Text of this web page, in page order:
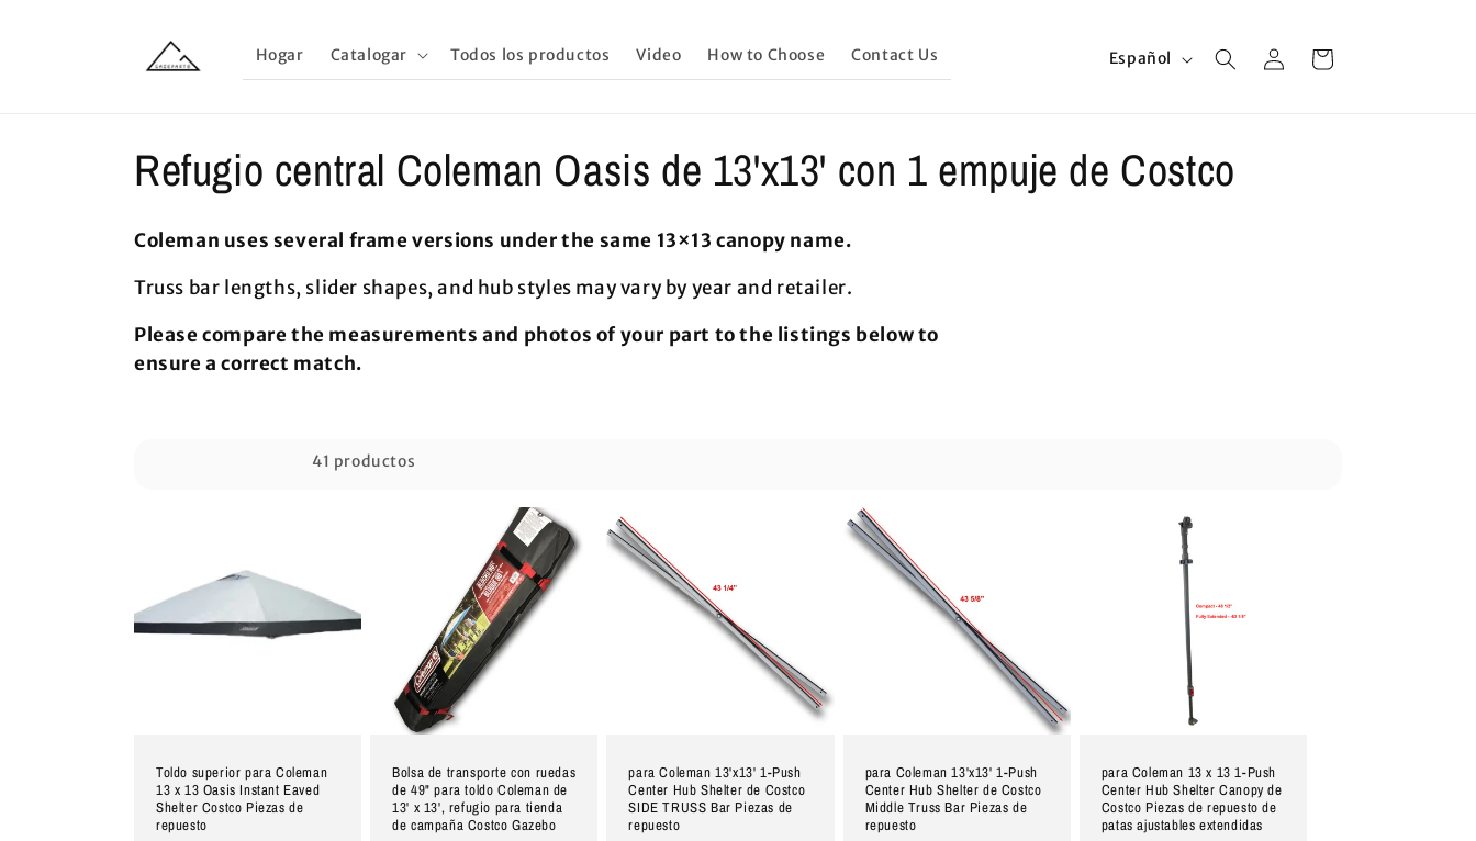
Hogar Catalogar Todos los productos Video How to Choose Contact Us
o
m
Español
sesión
Carrito
C
o
l
e
n
Refugio central Coleman Oasis de 13'x13' con 1 empuje de Costco
Coleman uses several frame versions under the same 13×13 canopy name.
Truss bar lengths, slider shapes, and hub styles may vary by year and retailer.
Please compare the measurements and photos of your part to the listings below to
ensure a correct match.
41 productos
Toldo superior para Coleman
13 x 13 Oasis Instant Eaved
Shelter Costco Piezas de
repuesto
Bolsa de transporte con ruedas
de 49" para toldo Coleman de
13' x 13', refugio para tienda
de campaña Costco Gazebo
para Coleman 13'x13' 1-Push
Center Hub Shelter de Costco
SIDE TRUSS Bar Piezas de
repuesto
para Coleman 13'x13' 1-Push
Center Hub Shelter de Costco
Middle Truss Bar Piezas de
repuesto
para Coleman 13 x 13 1-Push
Center Hub Shelter Canopy de
Costco Piezas de repuesto de
patas ajustables extendidas